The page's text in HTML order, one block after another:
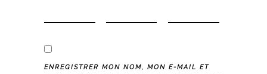
ENREGISTRER MON NOM, MON E-MAIL ET